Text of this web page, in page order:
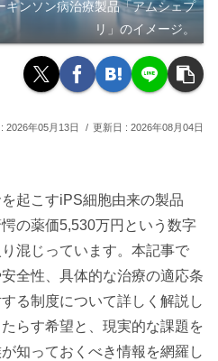
キンソン病治療製品「アムシェプ
リ」のイメージ。
2026年05月13日 2026年08月04日
起こすiPS細胞由来の製品
の薬価5,530万円という数字
混じっています。本記事で
全性、具体的な治療の適応条
る制度について詳しく解説し
らす希望と、現実的な課題を
知っておくべき情報を網羅し